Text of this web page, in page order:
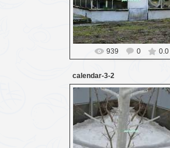
Probozd
939 0 0.0
calendar-3-2
16.03.2016
Probozd